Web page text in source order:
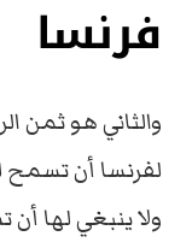
فرنسا
والثاني هو ثمن
لفرنسا أن تسمح
ولا ينبغي لها